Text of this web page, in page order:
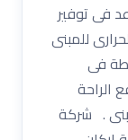
فى توفير
للمبنى
فى
الراحة
. شركة